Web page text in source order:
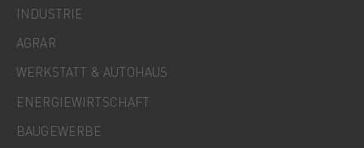
INDUSTRIE
AGRAR
WERKSTATT & AUTOHAUS
ENERGIEWIRTSCHAFT
BAUGEWERBE